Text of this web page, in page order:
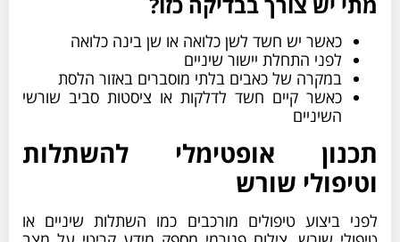
כאשר יש חשד לשן כלואה או שן בינה כלואה
לפני התחלת יישור שיניים
במקרה של כאבים בלתי מוסברים באזור הלסת
כאשר קיים חשד לדלקות או ציסטות סביב שורשי
השיניים
תכנון אופטימלי להשתלות
וטיפולי שורש
לפני ביצוע טיפולים מורכבים כמו השתלות שיניים או